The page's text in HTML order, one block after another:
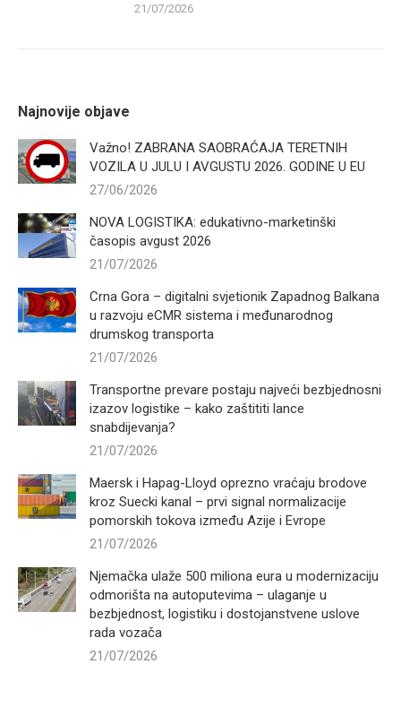
21/07/2026
Najnovije objave
Važno! ZABRANA SAOBRAĆAJA TERETNIH
VOZILA U JULU I AVGUSTU 2026. GODINE U EU
27/06/2026
NOVA LOGISTIKA: edukativno-marketinški
časopis avgust 2026
21/07/2026
Crna Gora – digitalni svjetionik Zapadnog Balkana
u razvoju eCMR sistema i međunarodnog
drumskog transporta
21/07/2026
Transportne prevare postaju najveći bezbjednosni
izazov logistike – kako zaštititi lance
snabdijevanja?
21/07/2026
Maersk i Hapag-Lloyd oprezno vraćaju brodove
kroz Suecki kanal – prvi signal normalizacije
pomorskih tokova između Azije i Evrope
21/07/2026
Njemačka ulaže 500 miliona eura u modernizaciju
odmorišta na autoputevima – ulaganje u
bezbjednost, logistiku i dostojanstvene uslove
rada vozača
21/07/2026